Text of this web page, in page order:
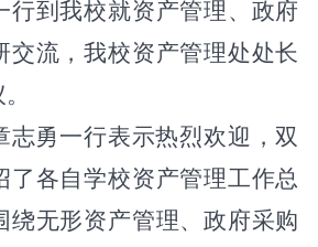
行到我校就资产管理、政府
交流，我校资产管理处处长
志勇一行表示热烈欢迎，双
了各自学校资产管理工作总
绕无形资产管理、政府采购